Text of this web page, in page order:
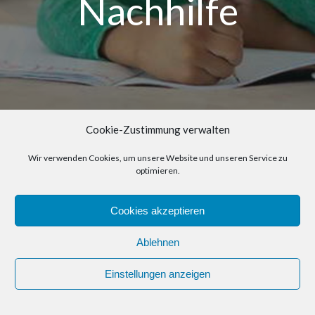
Cookie-Zustimmung verwalten
Wir verwenden Cookies, um unsere Website und unseren Service zu
optimieren.
Cookies akzeptieren
Ablehnen
Einstellungen anzeigen
Nachhilfe
© 2026 Spektrum Bildungszentrum Solingen e.V.. Created
for free using WordPress andColibri